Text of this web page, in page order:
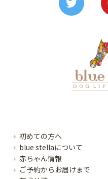
初めての方へ
blue stellaについて
赤ちゃん情報
ご予約からお届けまで